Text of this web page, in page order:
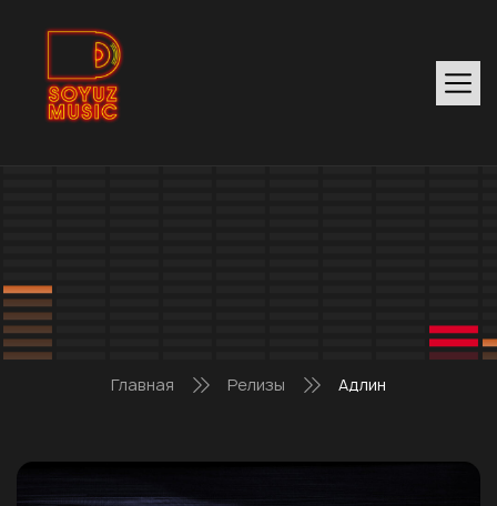
Главная Релизы Адлин